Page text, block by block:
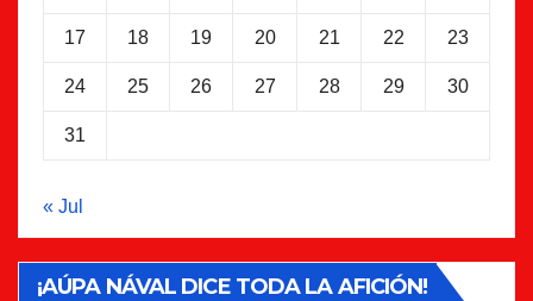
17 18 19 20 21 22 23
24 25 26 27 28 29 30
31
« Jul
¡AÚPA NÁVAL DICE TODA LA AFICIÓN!